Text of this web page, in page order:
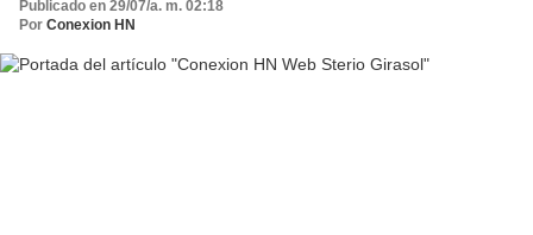
Publicado en 29/07/a. m. 02:18
Por Conexion HN